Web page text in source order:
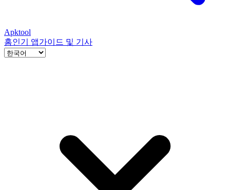
Apktool
홈인기 앱가이드 및 기사